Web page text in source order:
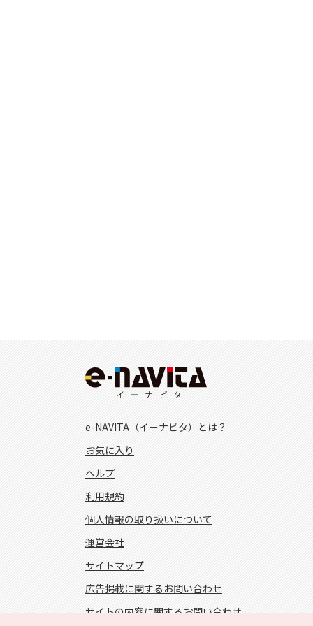
e-NAVITA（イーナビタ）とは？
お気に入り
ヘルプ
利用規約
個人情報の取り扱いについて
運営会社
サイトマップ
広告掲載に関するお問い合わせ
サイトの内容に関するお問い合わせ